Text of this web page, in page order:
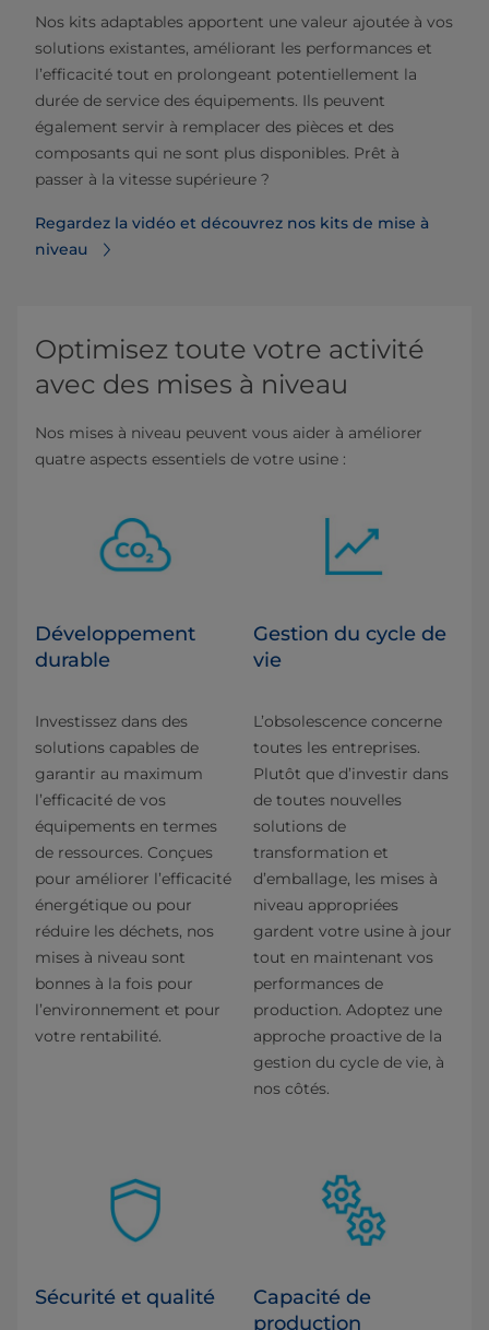
Nos kits adaptables apportent une valeur ajoutée à vos
solutions existantes, améliorant les performances et
l’efficacité tout en prolongeant potentiellement la
durée de service des équipements. Ils peuvent
également servir à remplacer des pièces et des
composants qui ne sont plus disponibles. Prêt à
passer à la vitesse supérieure ?
Regardez la vidéo et découvrez nos kits de mise à
niveau
Optimisez toute votre activité
avec des mises à niveau
Nos mises à niveau peuvent vous aider à améliorer
quatre aspects essentiels de votre usine :
Développement
durable
Investissez dans des
solutions capables de
garantir au maximum
l’efficacité de vos
équipements en termes
de ressources. Conçues
pour améliorer l’efficacité
énergétique ou pour
réduire les déchets, nos
mises à niveau sont
bonnes à la fois pour
l’environnement et pour
votre rentabilité.
Gestion du cycle de
vie
L’obsolescence concerne
toutes les entreprises.
Plutôt que d’investir dans
de toutes nouvelles
solutions de
transformation et
d’emballage, les mises à
niveau appropriées
gardent votre usine à jour
tout en maintenant vos
performances de
production. Adoptez une
approche proactive de la
gestion du cycle de vie, à
nos côtés.
Sécurité et qualité
Capacité de
production